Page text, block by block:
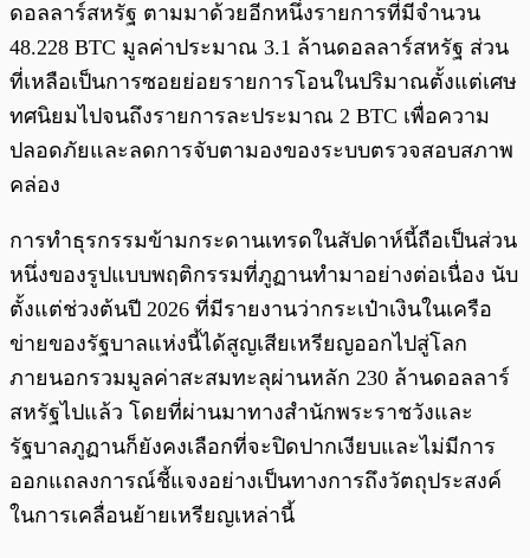
ดอลลาร์สหรัฐ ตามมาด้วยอีกหนึ่งรายการที่มีจำนวน
48.228 BTC มูลค่าประมาณ 3.1 ล้านดอลลาร์สหรัฐ ส่วน
ที่เหลือเป็นการซอยย่อยรายการโอนในปริมาณตั้งแต่เศษ
ทศนิยมไปจนถึงรายการละประมาณ 2 BTC เพื่อความ
ปลอดภัยและลดการจับตามองของระบบตรวจสอบสภาพ
คล่อง
การทำธุรกรรมข้ามกระดานเทรดในสัปดาห์นี้ถือเป็นส่วน
หนึ่งของรูปแบบพฤติกรรมที่ภูฏานทำมาอย่างต่อเนื่อง นับ
ตั้งแต่ช่วงต้นปี 2026 ที่มีรายงานว่ากระเป๋าเงินในเครือ
ข่ายของรัฐบาลแห่งนี้ได้สูญเสียเหรียญออกไปสู่โลก
ภายนอกรวมมูลค่าสะสมทะลุผ่านหลัก 230 ล้านดอลลาร์
สหรัฐไปแล้ว โดยที่ผ่านมาทางสำนักพระราชวังและ
รัฐบาลภูฏานก็ยังคงเลือกที่จะปิดปากเงียบและไม่มีการ
ออกแถลงการณ์ชี้แจงอย่างเป็นทางการถึงวัตถุประสงค์
ในการเคลื่อนย้ายเหรียญเหล่านี้